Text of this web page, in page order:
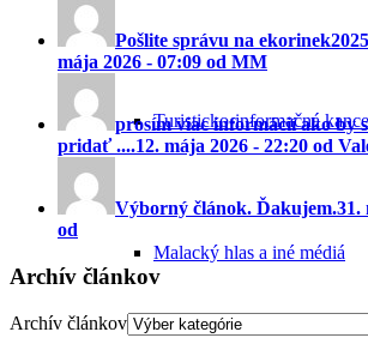
Turisticko-informačná
Malacký hlas a iné médiá
Pošlite správu na
mája 2026 - 07:09 od MM
prosím viac informácií ako by
pridať ....12. mája 2026 - 22:20 od
Výborný článok. Ďakujem.31.
od
Archív článkov
Archív článkov